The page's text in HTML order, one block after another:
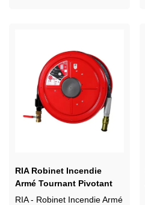
RIA Robinet Incendie
Armé Tournant Pivotant
RENFORCE
RIA - Robinet Incendie Armé